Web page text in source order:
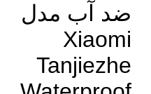
ضد آب مدل
Xiaomi
Tanjiezhe